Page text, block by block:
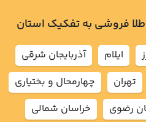
فروشی به تفکیک استان
ايلام
آذربايجان شرقي
تهران
چهارمحال و بختياري
رضوي
خراسان شمالي